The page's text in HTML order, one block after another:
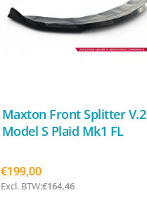
Maxton Front Splitter V.2
Model S Plaid Mk1 FL
€199,00
Excl. BTW:€164,46